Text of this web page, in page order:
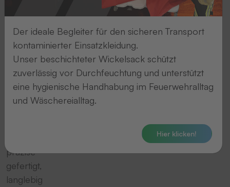
für
hochwertige
Kennzeichnung
von
Berufs-,
Schutz-,
Freizeit-
präzise
gefertigt,
langlebig
Der ideale Begleiter für den sicheren Transport
kontaminierter Einsatzkleidung.
Unser beschichteter Wickelsack schützt
zuverlässig vor Durchfeuchtung und unterstützt
eine hygienische Handhabung im Feuerwehralltag
und Wäschereialltag.
Hier klicken!